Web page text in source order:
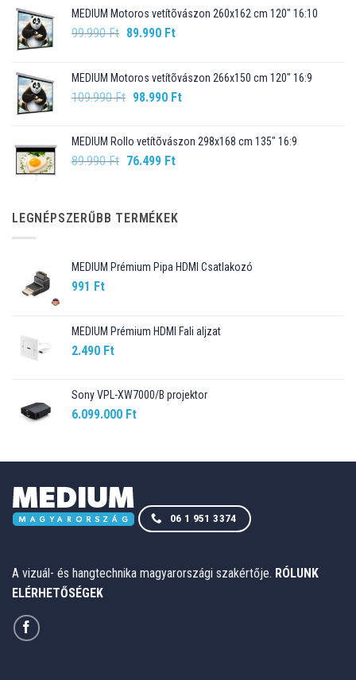
MEDIUM Motoros vetítõvászon 260x162 cm 120" 16:10
99.990Ft Original
99.990 Ft.
89.990 FtCurrent
89.990 Ft.
MEDIUM Motoros vetítõvászon 266x150 cm 120" 16:9
109.990Ft Original
109.990 Ft.
98.990 FtCurrent
98.990 Ft.
MEDIUM Rollo vetítõvászon 298x168 cm 135" 16:9
89.990Ft Original
89.990 Ft.
76.499 FtCurrent
76.499 Ft.
LEGNÉPSZERŰBB TERMÉKEK
MEDIUM Prémium Pipa HDMI Csatlakozó
991 Ft
MEDIUM Prémium HDMI Fali aljzat
2.490 Ft
Sony VPL-XW7000/B projektor
6.099.000 Ft
06 1 951 3374
A vizuál- és hangtechnika magyarországi szakértője. RÓLUNK
ELÉRHETŐSÉGEK